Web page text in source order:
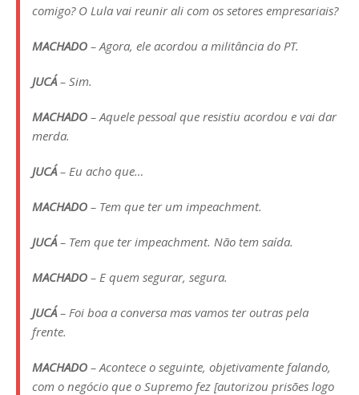
comigo? O Lula vai reunir ali com os setores empresariais?
MACHADO – Agora, ele acordou a militância do PT.
JUCÁ– Sim.
MACHADO – Aquele pessoal que resistiu acordou e vai dar
merda.
JUCÁ– Eu acho que…
MACHADO – Tem que ter um impeachment.
JUCÁ– Tem que ter impeachment. Não tem saída.
MACHADO – E quem segurar, segura.
JUCÁ– Foi boa a conversa mas vamos ter outras pela
frente.
MACHADO – Acontece o seguinte, objetivamente falando,
com o negócio que o Supremo fez [autorizou prisões logo